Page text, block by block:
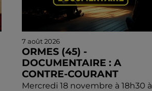
7 août 2026
ORMES (45) -
DOCUMENTAIRE : A
CONTRE-COURANT
Mercredi 18 novembre à 18h30 à